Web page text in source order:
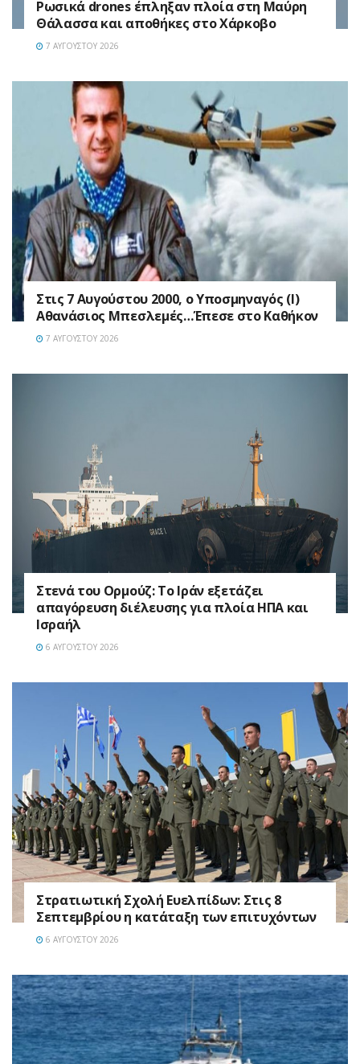
Ρωσικά drones έπληξαν πλοία στη Μαύρη
Θάλασσα και αποθήκες στο Χάρκοβο
7 ΑΥΓΟΎΣΤΟΥ 2026
Στις 7 Αυγούστου 2000, ο Υποσμηναγός (Ι)
Αθανάσιος Μπεσλεμές…Έπεσε στο Καθήκον
7 ΑΥΓΟΎΣΤΟΥ 2026
Στενά του Ορμούζ: Το Ιράν εξετάζει
απαγόρευση διέλευσης για πλοία ΗΠΑ και
Ισραήλ
6 ΑΥΓΟΎΣΤΟΥ 2026
Στρατιωτική Σχολή Ευελπίδων: Στις 8
Σεπτεμβρίου η κατάταξη των επιτυχόντων
6 ΑΥΓΟΎΣΤΟΥ 2026